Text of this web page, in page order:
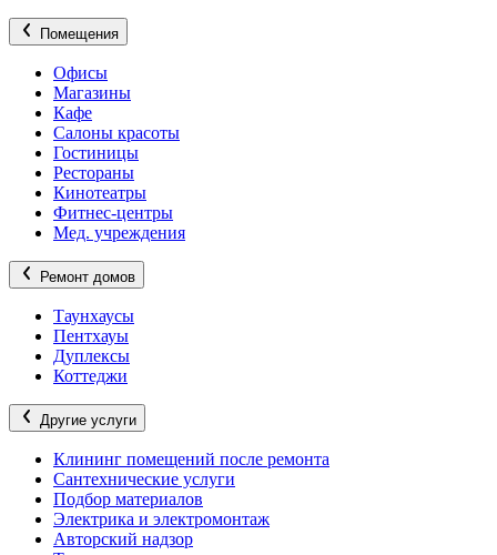
Помещения
Офисы
Магазины
Кафе
Салоны красоты
Гостиницы
Рестораны
Кинотеатры
Фитнес-центры
Мед. учреждения
Ремонт домов
Таунхаусы
Пентхауы
Дуплексы
Коттеджи
Другие услуги
Клининг помещений после ремонта
Сантехнические услуги
Подбор материалов
Электрика и электромонтаж
Авторский надзор